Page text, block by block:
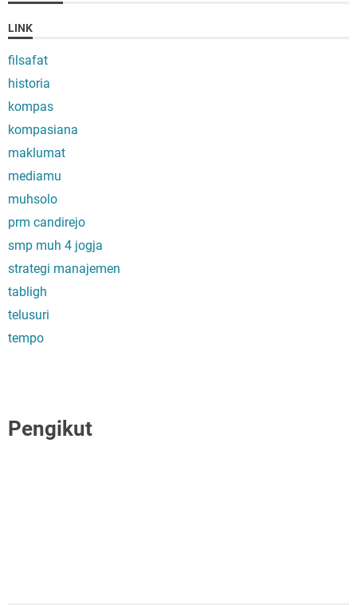
LINK
filsafat
historia
kompas
kompasiana
maklumat
mediamu
muhsolo
prm candirejo
smp muh 4 jogja
strategi manajemen
tabligh
telusuri
tempo
Pengikut